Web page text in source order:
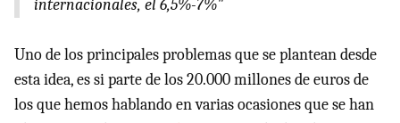
internacionales, el 6,5%-7%"
Uno de los principales problemas que se plantean desde
esta idea, es si parte de los 20.000 millones de euros de
los que hemos hablando en varias ocasiones que se han